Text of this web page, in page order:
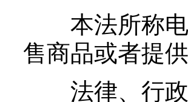
本法所称电
售商品或者提
法律、行政